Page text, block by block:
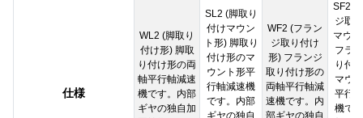
仕様
WL2 (脚取り
付け形) 脚取
り付け形の両
軸平行軸減速
機です。内部
ギヤの独自加
SL2 (脚取り
付けマウン
ト形) 脚取り
付け形のマ
ウント形平
行軸減速機
です。内部
ギヤの独自
WF2 (フラン
ジ取り付け
形) フランジ
取り付け形の
両軸平行軸減
速機です。内
部ギヤの独自
SF2 (
ジ取
マウ
フラ
り付
マウ
平行
機で